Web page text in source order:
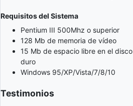
Requisitos del Sistema
Pentium III 500Mhz o superior
128 Mb de memoria de vídeo
15 Mb de espacio libre en el disco
duro
Windows 95/XP/Vista/7/8/10
Testimonios